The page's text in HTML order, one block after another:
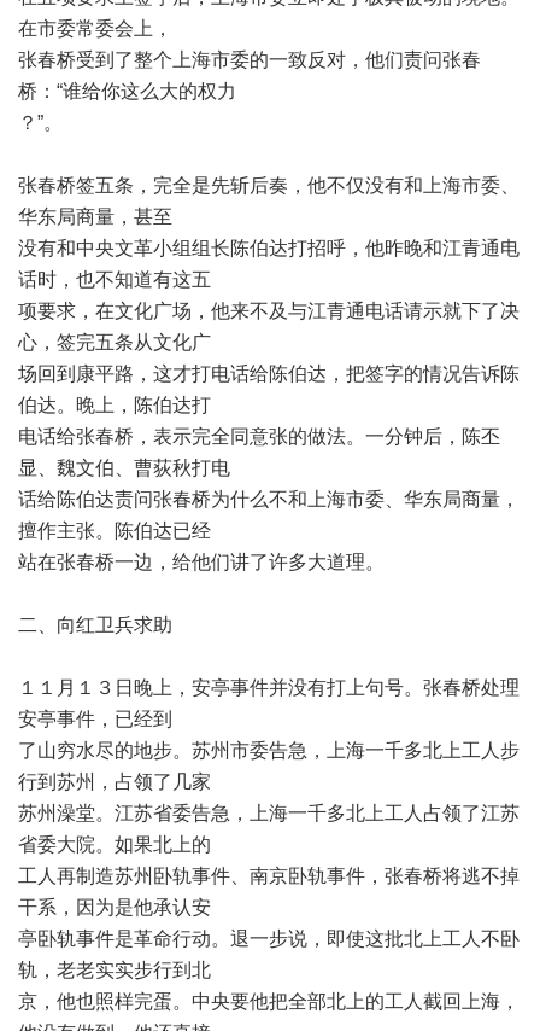
在市委常委会上，
张春桥受到了整个上海市委的一致反对，他们责问张春
桥： “谁给你这么大的权力
？ ”。
张春桥签五条，完全是先斩后奏，他不仅没有和上海市委、
华东局商量，甚至
没有和中央文革小组组长陈伯达打招呼，他昨晚和江青通电
话时，也不知道有这五
项要求，在文化广场，他来不及与江青通电话请示就下了决
心，签完五条从文化广
场回到康平路，这才打电话给陈伯达，把签字的情况告诉陈
伯达。晚上，陈伯达打
电话给张春桥，表示完全同意张的做法。一分钟后，陈丕
显、魏文伯、曹荻秋打电
话给陈伯达责问张春桥为什么不和上海市委、华东局商量，
擅作主张。陈伯达已经
站在张春桥一边，给他们讲了许多大道理。
二、向红卫兵求助
１１月１３日晚上，安亭事件并没有打上句号。张春桥处理
安亭事件，已经到
了山穷水尽的地步。苏州市委告急，上海一千多北上工人步
行到苏州，占领了几家
苏州澡堂。江苏省委告急，上海一千多北上工人占领了江苏
省委大院。如果北上的
工人再制造苏州卧轨事件、南京卧轨事件，张春桥将逃不掉
干系，因为是他承认安
亭卧轨事件是革命行动。退一步说，即使这批北上工人不卧
轨，老老实实步行到北
京，他也照样完蛋。中央要他把全部北上的工人截回上海，